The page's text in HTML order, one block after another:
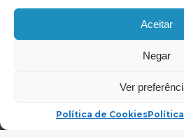
Aceitar
Negar
Ver
Política de Cookies